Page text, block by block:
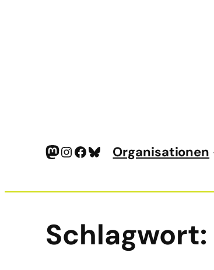
Mastodon
Instagram
Facebook
BlueskyOrganisationen
Schlagwort: